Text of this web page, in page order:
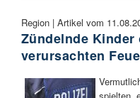
Region | Artikel vom
Zündelnde
verursachten